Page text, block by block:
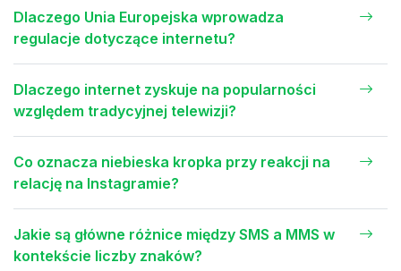
Dlaczego Unia Europejska wprowadza
regulacje dotyczące internetu?
Dlaczego internet zyskuje na popularności
względem tradycyjnej telewizji?
Co oznacza niebieska kropka przy reakcji na
relację na Instagramie?
Jakie są główne różnice między SMS a MMS w
kontekście liczby znaków?